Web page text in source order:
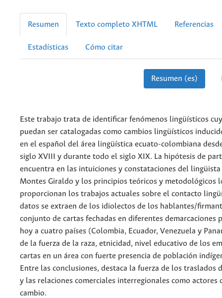
Resumen Texto completo XHTML Referencias
Estadísticas Cómo citar
Resumen (es)
Este trabajo trata de identificar fenómenos lingüísticos
puedan ser catalogadas como cambios lingüísticos
en el español del área lingüística ecuato-colombiana
siglo XVIII y durante todo el siglo XIX. La hipótesis de
encuentra en las intuiciones y constataciones del
Montes Giraldo y los principios teóricos y metodológicos
proporcionan los trabajos actuales sobre el contacto
datos se extraen de los idiolectos de los hablantes/
conjunto de cartas fechadas en diferentes demarcaciones
hoy a cuatro países (Colombia, Ecuador, Venezuela y
de la fuerza de la raza, etnicidad, nivel educativo de los
cartas en un área con fuerte presencia de población
Entre las conclusiones, destaca la fuerza de los traslados
y las relaciones comerciales interregionales como actores
cambio.